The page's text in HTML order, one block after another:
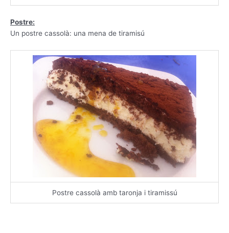
Postre:
Un postre cassolà: una mena de tiramisú
Postre cassolà amb taronja i tiramissú